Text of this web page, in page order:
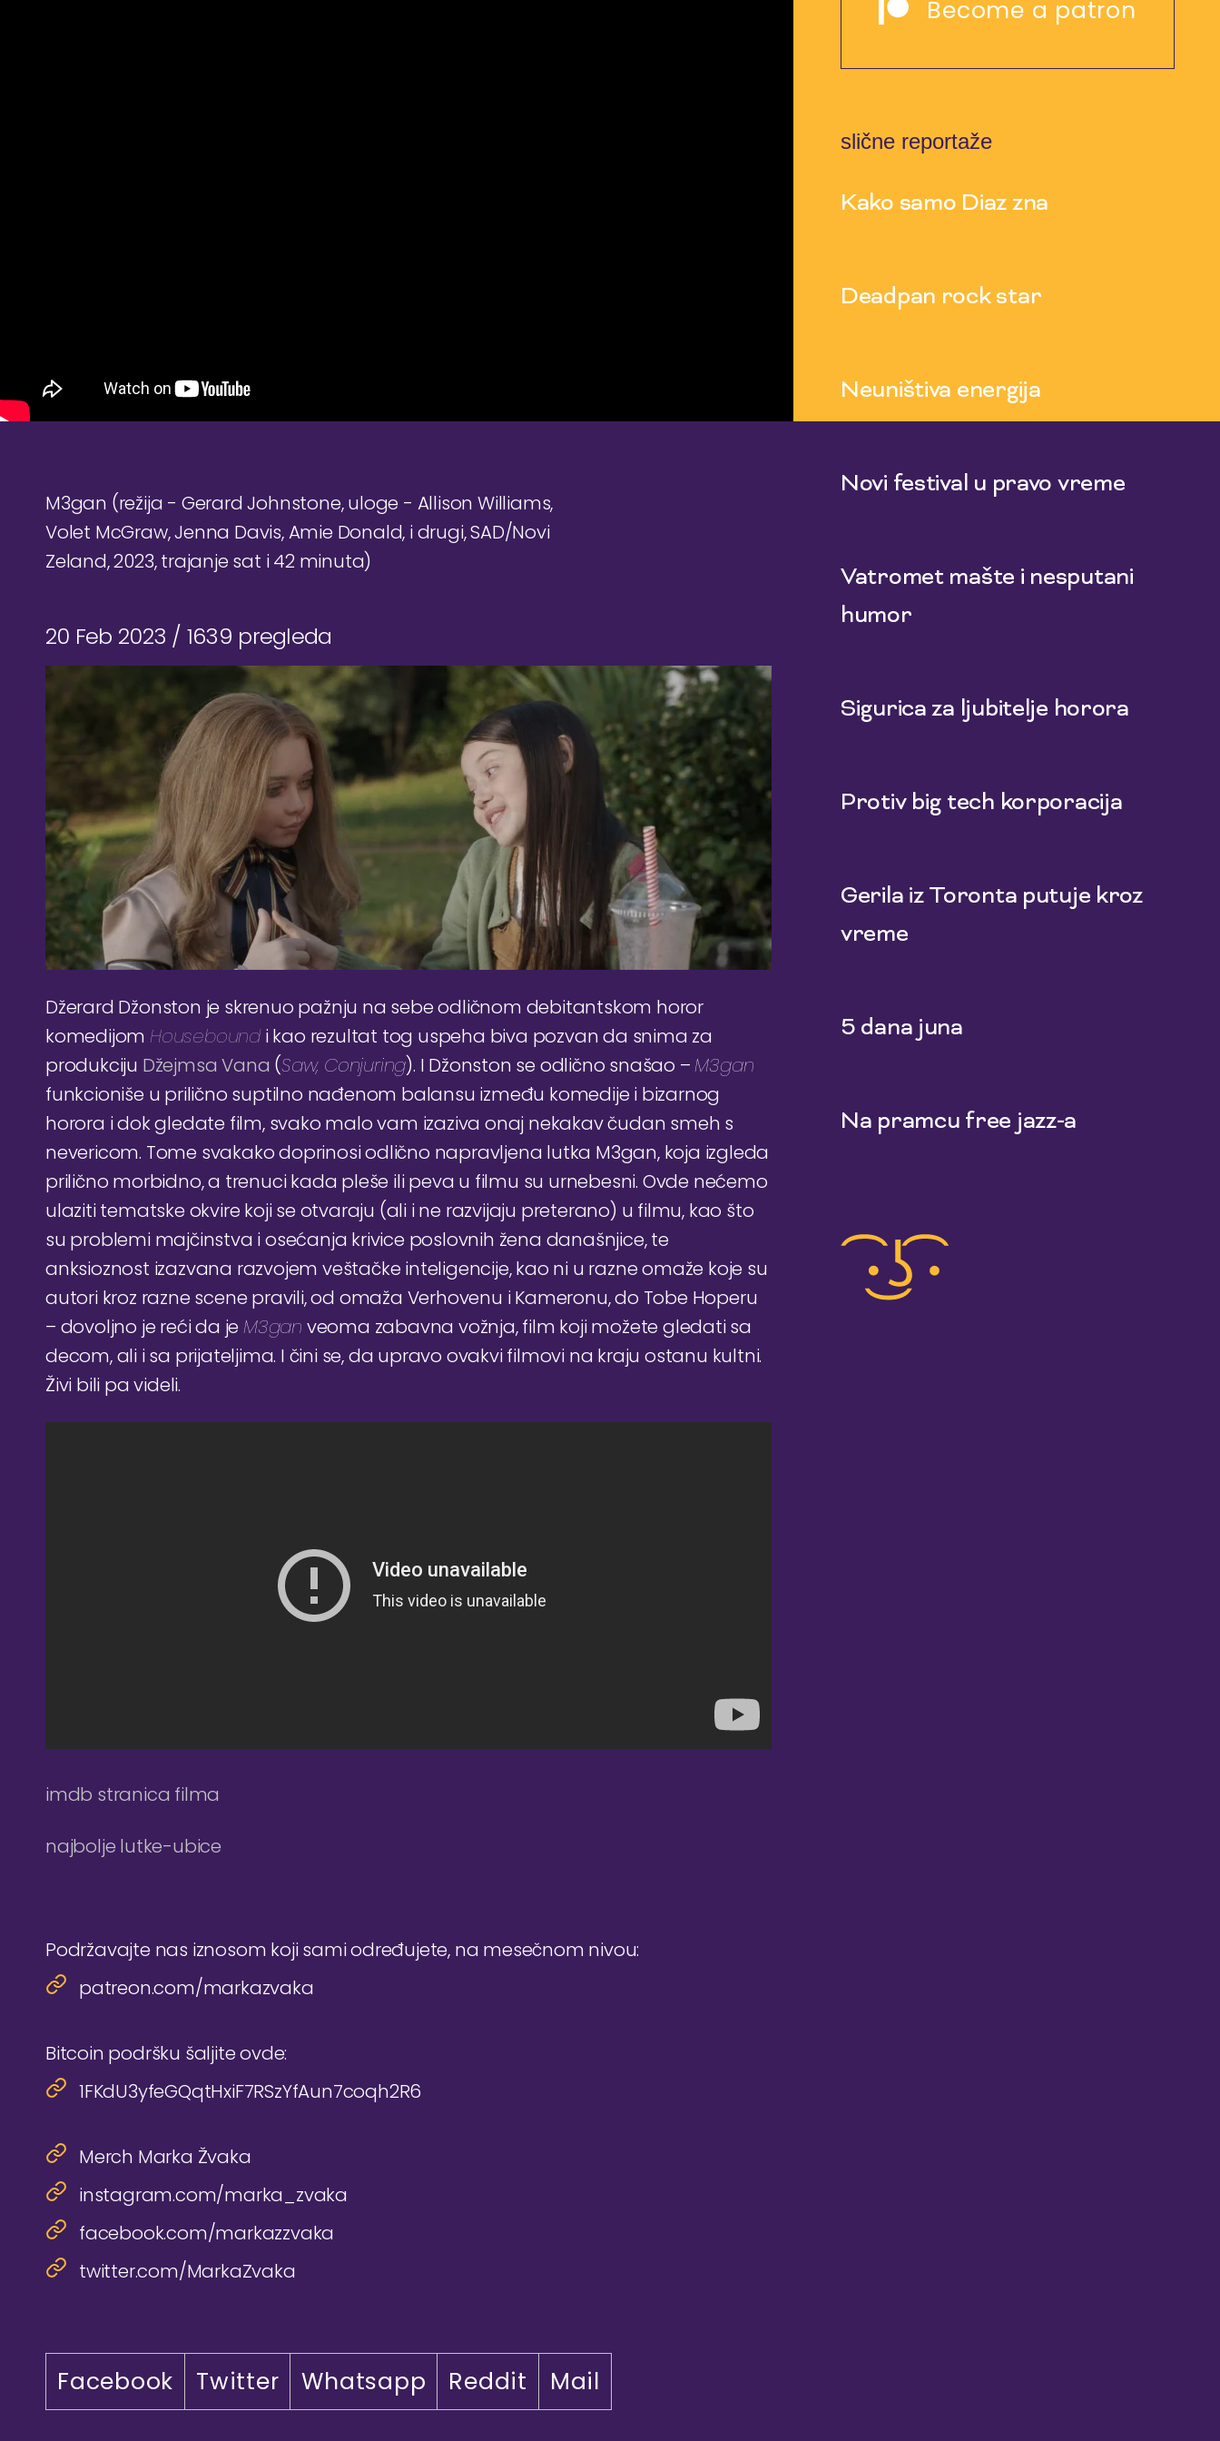
M3gan (režija - Gerard Johnstone, uloge - Allison Williams,
Volet McGraw, Jenna Davis, Amie Donald, i drugi, SAD/Novi
Zeland, 2023, trajanje sat i 42 minuta)
20 Feb 2023 / 1639 pregleda
Džerard Džonston je skrenuo pažnju na sebe odličnom debitantskom horor
komedijomHouseboundi kao rezultat tog uspeha biva pozvan da snima za
produkciju Džejmsa Vana (Saw, Conjuring). I Džonston se odlično snašao –M3gan
funkcioniše u prilično suptilno nađenom balansu između komedije i bizarnog
horora i dok gledate film, svako malo vam izaziva onaj nekakav čudan smeh s
nevericom. Tome svakako doprinosi odlično napravljena lutka M3gan, koja izgleda
prilično morbidno, a trenuci kada pleše ili peva u filmu su urnebesni. Ovde nećemo
ulaziti tematske okvire koji se otvaraju (ali i ne razvijaju preterano) u filmu, kao što
su problemi majčinstva i osećanja krivice poslovnih žena današnjice, te
anksioznost izazvana razvojem veštačke inteligencije, kao ni u razne omaže koje su
autori kroz razne scene pravili, od omaža Verhovenu i Kameronu, do Tobe Hoperu
– dovoljno je reći da jeM3gan veoma zabavna vožnja, film koji možete gledati sa
decom, ali i sa prijateljima. I čini se, da upravo ovakvi filmovi na kraju ostanu kultni.
Živi bili pa videli.
imdb stranica filma
najbolje lutke-ubice
Podržavajte nas iznosom koji sami određujete, na mesečnom nivou:
patreon.com/markazvaka
Bitcoin podršku šaljite ovde:
1FKdU3yfeGQqtHxiF7RSzYfAun7coqh2R6
Merch Marka Žvaka
instagram.com/marka_zvaka
facebook.com/markazzvaka
twitter.com/MarkaZvaka
Facebook Twitter Whatsapp Reddit Mail
Become a patron
slične reportaže
Kako samo Diaz zna
Deadpan rock star
Neuništiva energija
Novi festival u pravo vreme
Vatromet mašte i nesputani
humor
Sigurica za ljubitelje horora
Protiv big tech korporacija
Gerila iz Toronta putuje kroz
vreme
5 dana juna
Na pramcu free jazz-a